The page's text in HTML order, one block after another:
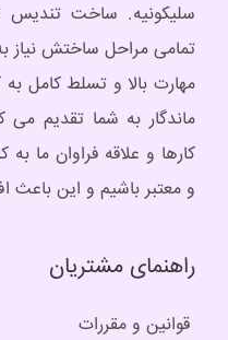
سلیکونیه. ساخت
تمامی مراحل ساختش نیاز
مهارت بالا و تسلط کامل
ماندگار به شما تقدیم
کارها و علاقه فراوان ما
و معتبر باشیم و این باعث
راهنمای مشتریان
قوانین و مقررات